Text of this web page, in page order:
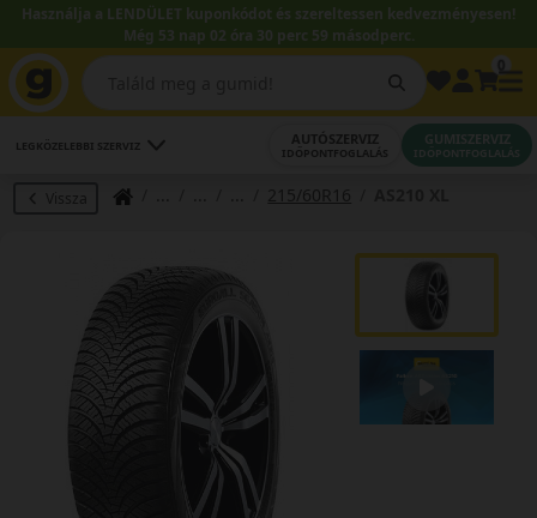
Használja a LENDÜLET kuponkódot és szereltessen kedvezményesen!
Még 53 nap 02 óra 30 perc 58 másodperc.
LEGKÖZELEBBI SZERVIZ AUTÓSZERVIZ
IDŐPONTFOGLALÁS
GUMISZERVIZ
IDŐPONTFOGLALÁS
Vissza 215/60R16